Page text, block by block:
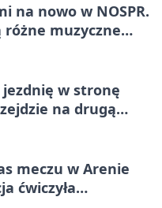
na nowo w NOSPR.
różne muzyczne
w stronę
na drugą
meczu w Arenie
ćwiczyła